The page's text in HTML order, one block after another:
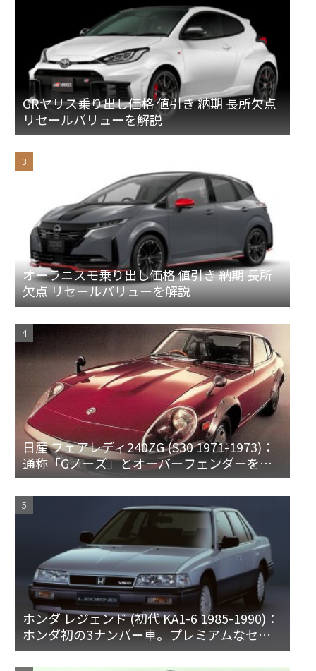
GRヤリス乗り出し価格 値引き 納期 長所欠点
リセールバリューを解説
オーラニスモ乗り出し価格 値引き 納期 長所
欠点 リセールバリューを解説
日産 フェアレディ240ZG (S30 1971-1973)：
通称「Gノーズ」とオーバーフェンダーを装
備した特別なZ
ホンダ レジェンド (初代 KA1-6 1985-1990)：
ホンダ初の3ナンバー車。プレミアムなセダ
ンとハードトップ